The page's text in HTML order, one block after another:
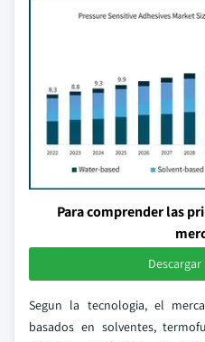
Para comprender las
Descargar
Segun la tecnologia, el
basados en solventes,